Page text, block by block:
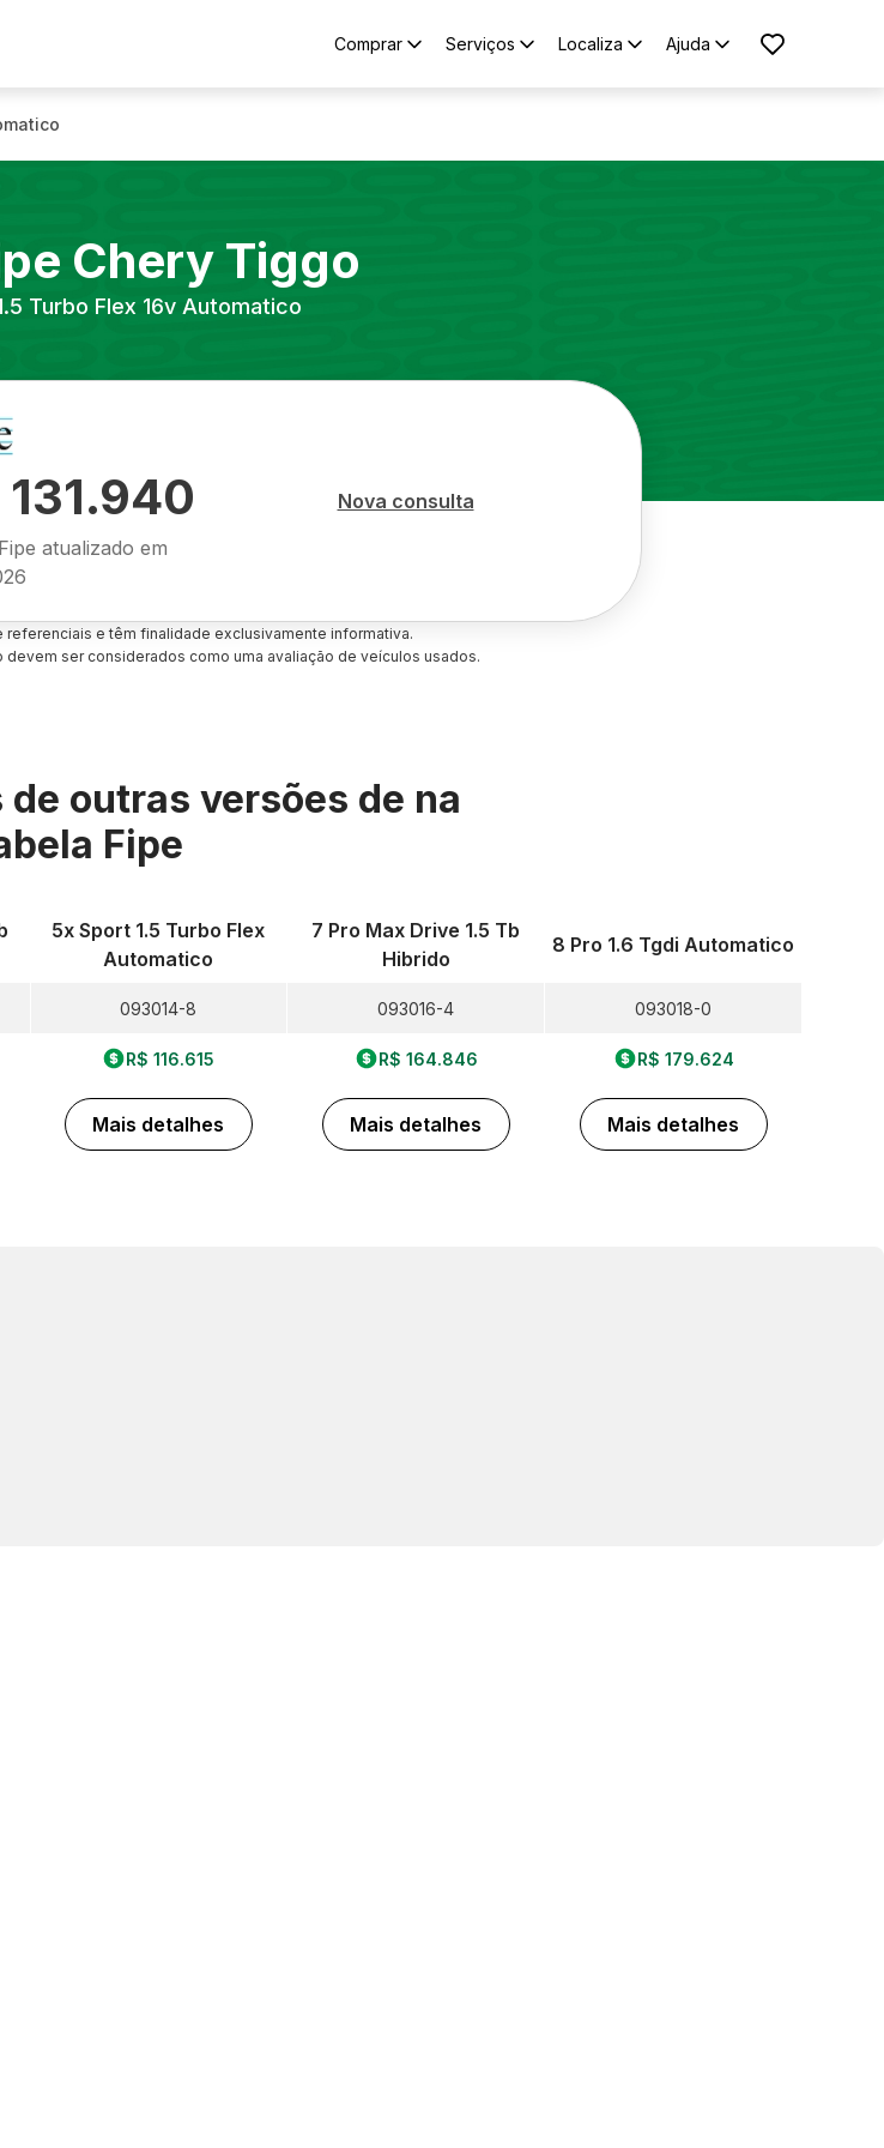
Comprar Serviços Localiza Ajuda
Chery Tiggo
Turbo Flex 16v Automatico
131.940
atualizado em
Nova consulta
e têm finalidade exclusivamente informativa.
ser considerados como uma avaliação de veículos usados.
de outras versões de na
Fipe
5x Sport 1.5 Turbo Flex
Automatico
093014-8
R$ 116.615
Mais detalhes
7 Pro Max Drive 1.5 Tb
Hibrido
093016-4
R$ 164.846
Mais detalhes
8 Pro 1.6 Tgdi Automatico
093018-0
R$ 179.624
Mais detalhes